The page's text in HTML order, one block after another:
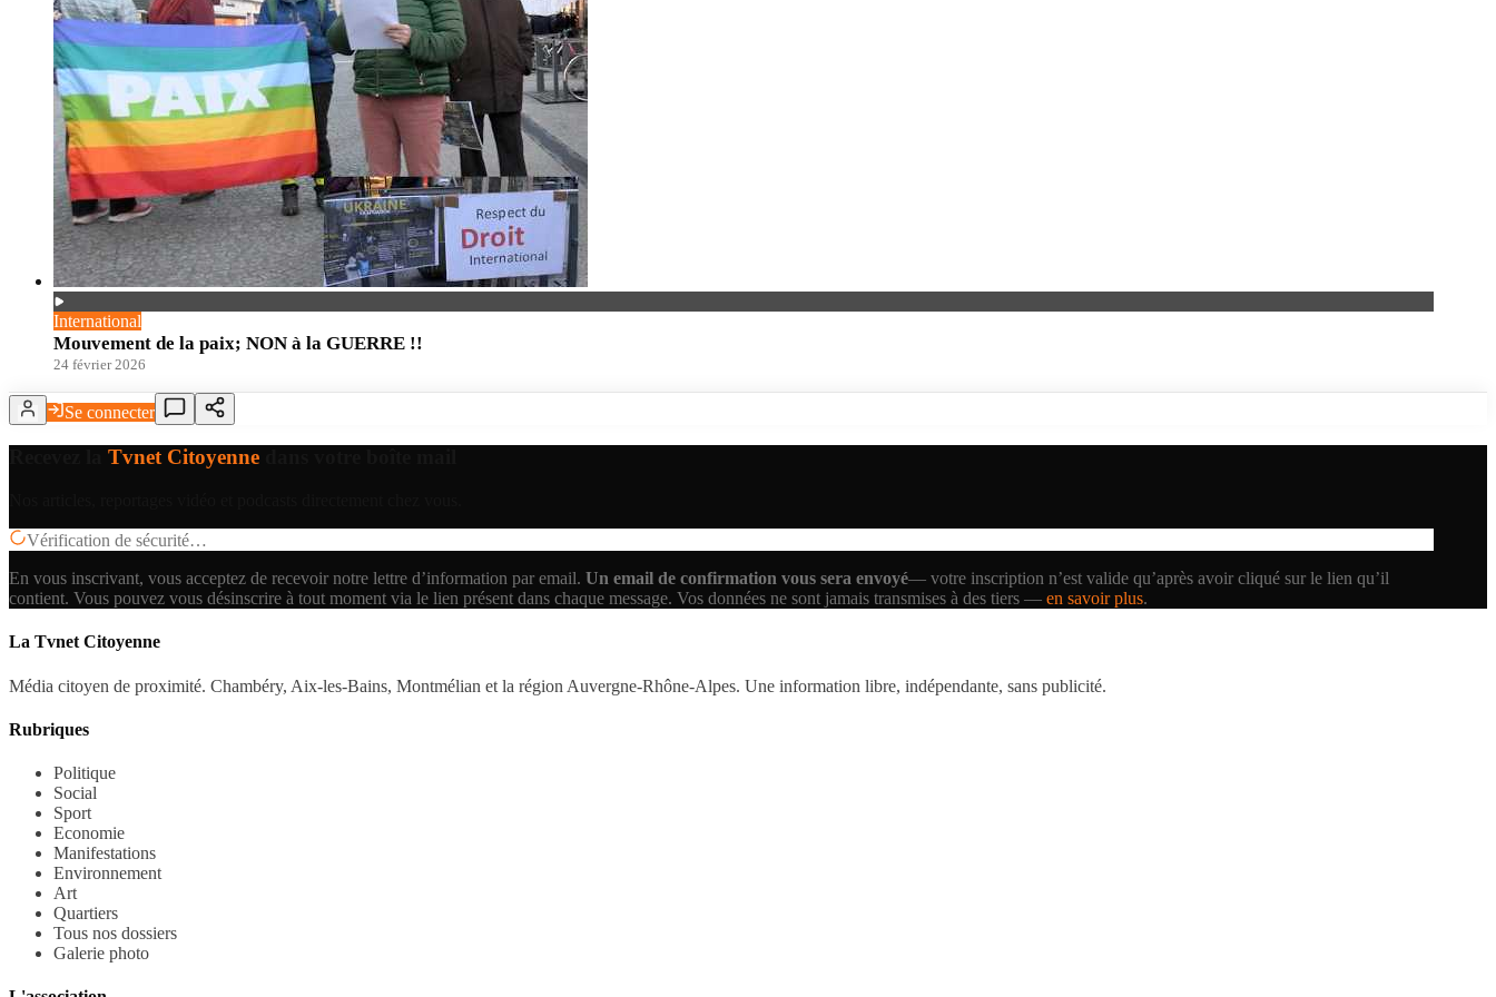
International
Mouvement de la paix; NON à la GUERRE !!
24 février 2026
Se connecter
Tvnet Citoyenne
Vérification de sécurité…
En vous inscrivant, vous acceptez de recevoir notre lettre d’information par email. Un email de confirmation vous sera envoyé— votre inscription n’est valide qu’après avoir cliqué sur le lien qu’il
contient. Vous pouvez vous désinscrire à tout moment via le lien présent dans chaque message. Vos données ne sont jamais transmises à des tiers — en savoir plus.
La Tvnet Citoyenne
Média citoyen de proximité. Chambéry, Aix-les-Bains, Montmélian et la région Auvergne-Rhône-Alpes. Une information libre, indépendante, sans publicité.
Rubriques
Politique
Social
Sport
Economie
Manifestations
Environnement
Art
Quartiers
Tous nos dossiers
Galerie photo